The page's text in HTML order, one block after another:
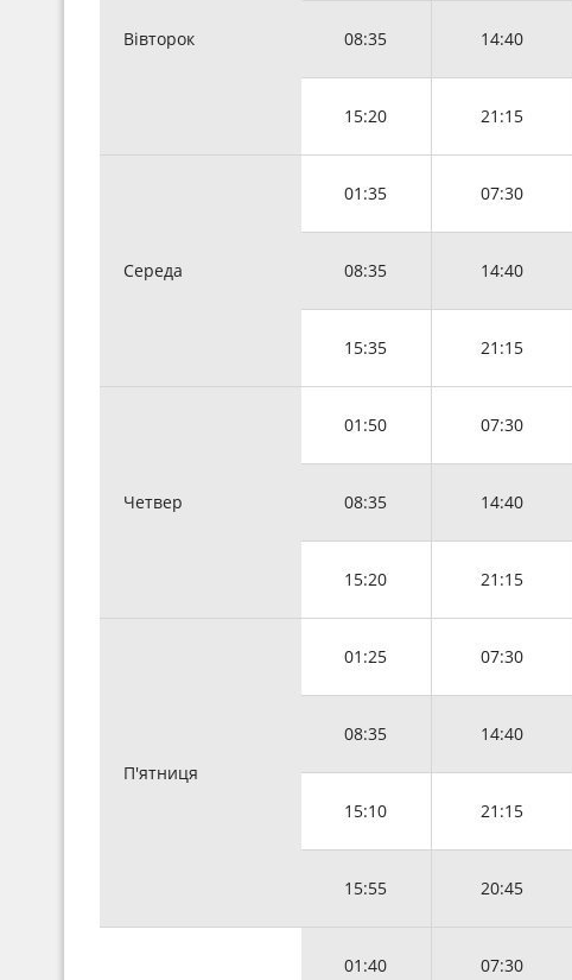
Вівторок 08:35 14:40
15:20 21:15
Середа
01:35 07:30
08:35 14:40
15:35 21:15
Четвер
01:50 07:30
08:35 14:40
15:20 21:15
П'ятниця
01:25 07:30
08:35 14:40
15:10 21:15
15:55 20:45
01:40 07:30